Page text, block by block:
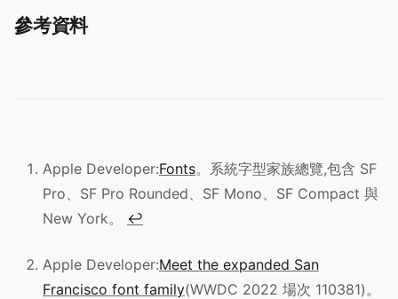
參考資料
Apple Developer:Fonts。系統字型家族總覽,包含 SF
Pro、SF Pro Rounded、SF Mono、SF Compact 與
New York。 ↩
Apple Developer:Meet the expanded San
Francisco font family(WWDC 2022 場次 110381)。